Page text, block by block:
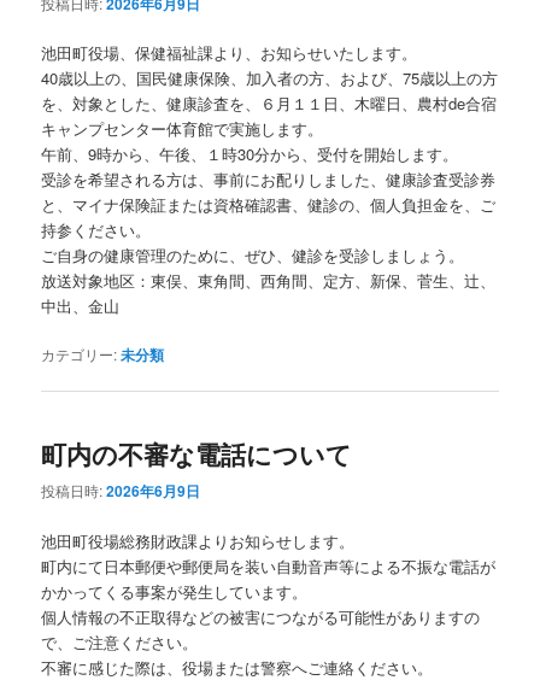
池田町役場、保健福祉課より、お知らせいたします。
40歳以上の、国民健康保険、加入者の方、および、75歳以上の方
を、対象とした、健康診査を、６月１１日、木曜日、農村de合宿
キャンプセンター体育館で実施します。
午前、9時から、午後、１時30分から、受付を開始します。
受診を希望される方は、事前にお配りしました、健康診査受診券
と、マイナ保険証または資格確認書、健診の、個人負担金を、ご
持参ください。
ご自身の健康管理のために、ぜひ、健診を受診しましょう。
放送対象地区：東俣、東角間、西角間、定方、新保、菅生、辻、
中出、金山
カテゴリー:未分類
町内の不審な電話について
投稿日時:2026年6月9日
池田町役場総務財政課よりお知らせします。
町内にて日本郵便や郵便局を装い自動音声等による不振な電話が
かかってくる事案が発生しています。
個人情報の不正取得などの被害につながる可能性がありますの
で、ご注意ください。
不審に感じた際は、役場または警察へご連絡ください。